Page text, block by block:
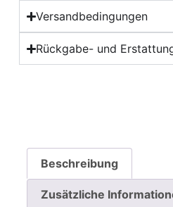
Versandbedingungen
Rückgabe- und
Beschreibung
Zusätzliche